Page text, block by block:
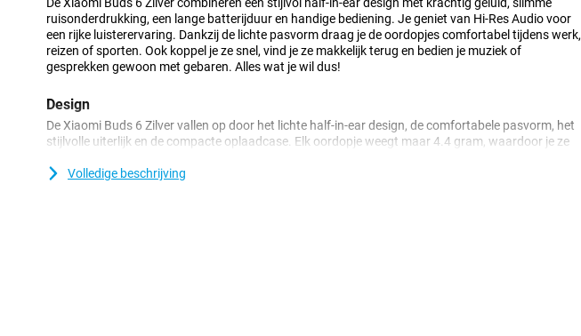
ruisonderdrukking, een lange batterijduur en handige bediening. Je geniet van Hi-Res Audio voor
een rijke luisterervaring. Dankzij de lichte pasvorm draag je de oordopjes comfortabel tijdens werk,
reizen of sporten. Ook koppel je ze snel, vind je ze makkelijk terug en bedien je muziek of
gesprekken gewoon met gebaren. Alles wat je wil dus!
Design
De Xiaomi Buds 6 Zilver vallen op door het lichte half-in-ear design, de comfortabele pasvorm, het
stijlvolle uiterlijk en de compacte oplaadcase. Elk oordopje weegt maar 4.4 gram, waardoor je ze
De oplaadcase voelt stevig aan en past makkelijk in je jaszak of tas. Zo neem je deze Xiaomi
Volledige beschrijving